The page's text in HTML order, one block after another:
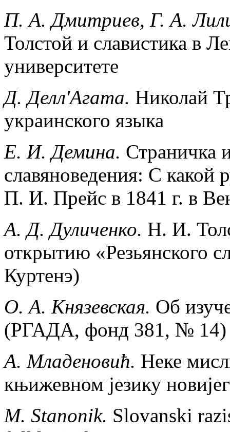
П. А. Дмитриев, Г. А.
Толстой и славистика в
университете
Д. Делл'Агата. Николай
украинского языка
Е. И. Демина. Страничка
славяноведения: С какой
П. И. Прейс в 1841 г. в
А. Д. Дуличенко. Н. И.
открытию «Резьянского
Куртенэ)
О. А. Князевская. Об
(РГАДА, фонд 381, № 14)
А. Младеновић. Неке
књижевном језику
М. Stanonik. Slovanski